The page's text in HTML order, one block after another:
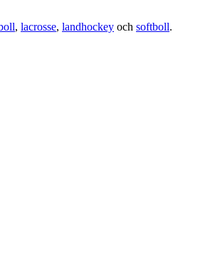
, lacrosse, landhockey och softboll.